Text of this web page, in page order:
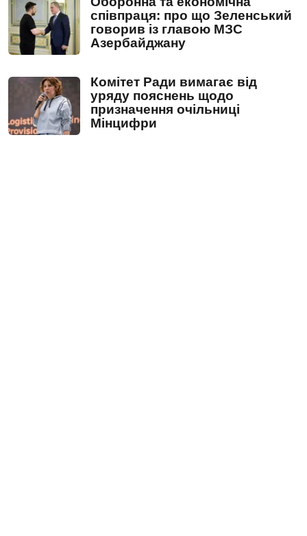
співпраця: про що Зеленський
говорив із главою МЗС
Азербайджану
Комітет Ради вимагає від
уряду пояснень щодо
призначення очільниці
Мінцифри